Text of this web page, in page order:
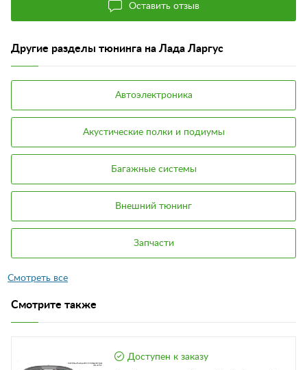
Оставить отзыв
Другие разделы тюнинга на Лада Ларгус
Автоэлектроника
Акустические полки и подиумы
Багажные системы
Внешний тюнинг
Запчасти
Смотрите также
Доступен к заказу